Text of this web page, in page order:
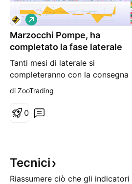
Marzocchi Pompe, ha
completato la fase laterale
Tanti mesi di laterale si
completeranno con la consegna
dei dati sul 2021. il test di 4.50
come a dare segnale che da li
ci dovrà confermare il positivo
andamento del settore i
L
o
n
di ZooTrading
0
Tecnici
Riassumere ciò che gli indicatori